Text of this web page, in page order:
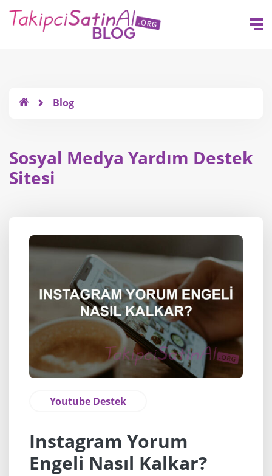
Blog
Sosyal Medya Yardım Destek
Sitesi
Youtube Destek
Instagram Yorum
Engeli Nasıl Kalkar?